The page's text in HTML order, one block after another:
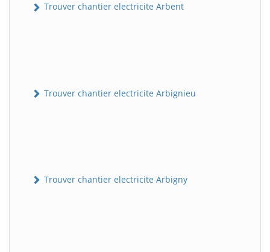
Trouver chantier electricite Arbent
Trouver chantier electricite Arbignieu
Trouver chantier electricite Arbigny